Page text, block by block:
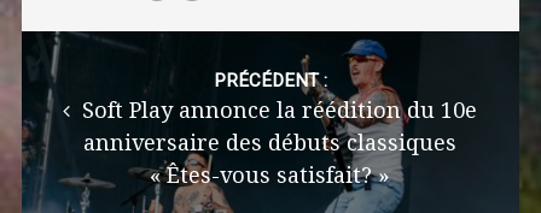
Post
navigation
PRÉCÉDENT :
Soft Play annonce la réédition du 10e
anniversaire des débuts classiques
« Êtes-vous satisfait? »